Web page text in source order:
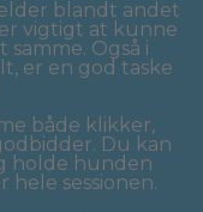
blandt andet
vigtigt at kunne
Også i
er en god taske
både klikker,
Du kan
holde hunden
sessionen.